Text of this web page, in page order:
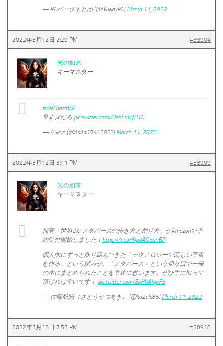
— PCパーツまとめ (@BluejayPC) March 11, 2022
2022年3月12日 2:29 PM #38904
光の如来
キーマスター
#VRChat#VR
早すぎだろ pic.twitter.com/MehEmZfH1G
— ASkun (@AsAs65442022) March 11, 2022
2022年3月12日 3:11 PM #38909
光の如来
キーマスター
拙著「世界2.0 メタバースの歩き方と創り方」がAmazonで予
約受付開始しました！ https://t.co/MpdAO5snBP
個人的にずっと取り組んできた「テクノロジーで新しい宇宙
を作る」という試みが、「メタバース」という切り口で一冊
の本にまとめられたことを幸運に思います。ぜひ手に取って
頂ければ幸いです！ pic.twitter.com/EaHUAIqeF5
— 佐藤航陽（さとうかつあき） (@ka2aki86) March 11, 2022
2022年3月12日 7:53 PM #38918